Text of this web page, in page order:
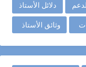
دلائل الأستاذ
وثائق الأستاذ